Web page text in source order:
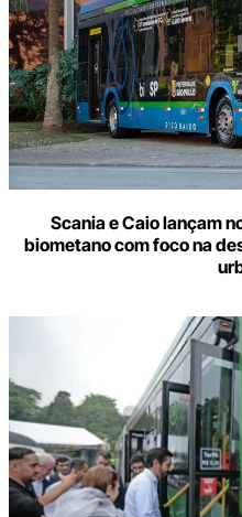
Scania e Caio lançam
biometano com foco na